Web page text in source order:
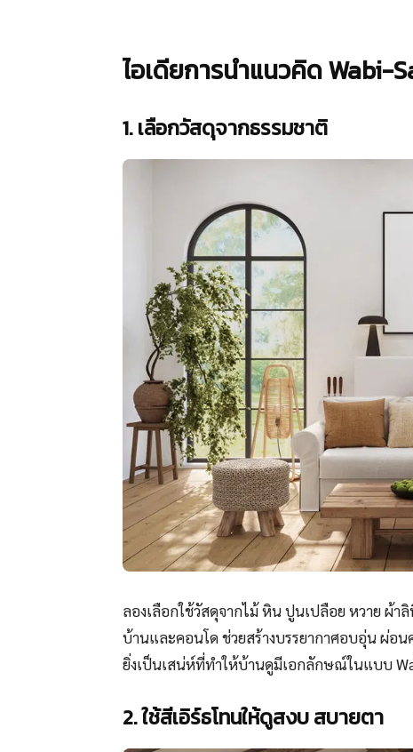
ไอเดียการนำแนวคิด Wabi-
1. เลือกวัสดุจากธรรมชาติ
ลองเลือกใช้วัสดุจากไม้ หิน ปูนเปลือย หวาย ผ้า
บ้านและคอนโด ช่วยสร้างบรรยากาศอบอุ่น ผ่อน
ยิ่งเป็นเสน่ห์ที่ทำให้บ้านดูมีเอกลักษณ์ในแบบ
2. ใช้สีเอิร์ธโทนให้ดูสงบ สบายตา